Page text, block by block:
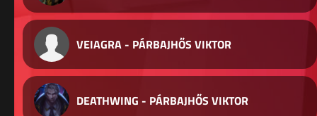
VEIAGRA - PÁRBAJHŐS VIKTOR
DEATHWING - PÁRBAJHŐS VIKTOR